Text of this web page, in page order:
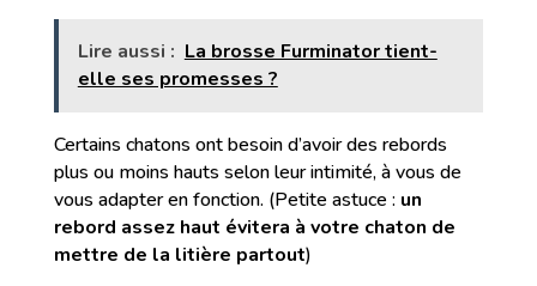
Lire aussi : La brosse Furminator tient-
elle ses promesses ?
Certains chatons ont besoin d’avoir des rebords
plus ou moins hauts selon leur intimité, à vous de
vous adapter en fonction. (Petite astuce : un
rebord assez haut évitera à votre chaton de
mettre de la litière partout)